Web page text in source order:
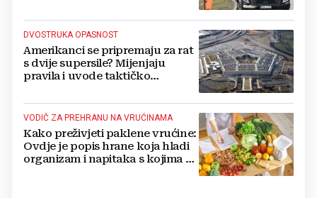
DVOSTRUKA OPASNOST
Amerikanci se pripremaju za rat
s dvije supersile? Mijenjaju
pravila i uvode taktičko
VODIČ ZA PREHRANU NA VRUĆINAMA
Kako preživjeti paklene vrućine:
Ovdje je popis hrane koja hladi
organizam i napitaka s kojima si